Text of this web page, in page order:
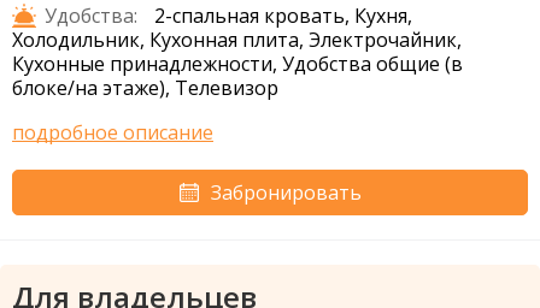
Удобства:
2-спальная кровать, Кухня,
Холодильник, Кухонная плита, Электрочайник,
Кухонные принадлежности, Удобства общие (в
блоке/на этаже), Телевизор
подробное описание
Забронировать
Для владельцев